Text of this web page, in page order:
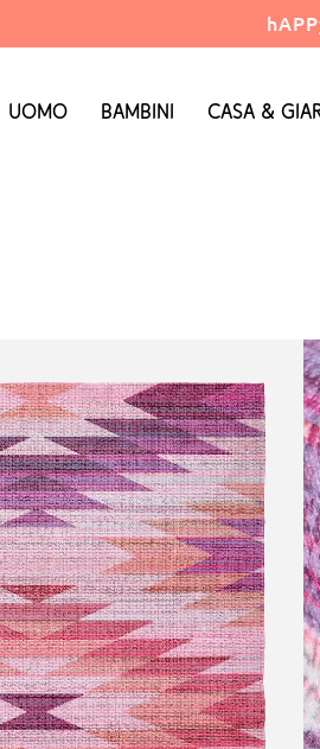
Uomo Bambini Casa &